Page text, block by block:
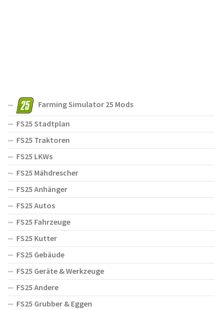
Farming Simulator 25 Mods
FS25 Stadtplan
FS25 Traktoren
FS25 LKWs
FS25 Mähdrescher
FS25 Anhänger
FS25 Autos
FS25 Fahrzeuge
FS25 Kutter
FS25 Gebäude
FS25 Geräte & Werkzeuge
FS25 Andere
FS25 Grubber & Eggen